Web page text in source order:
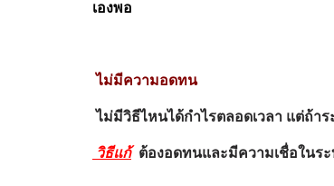
เองพอ
ไม่มีความอดทน
ไม่มีวิธีไหนได้กำไรตลอดเวลา แต่ถ้า
วิธีแก้ ต้องอดทนและมีความเชื่อในระ